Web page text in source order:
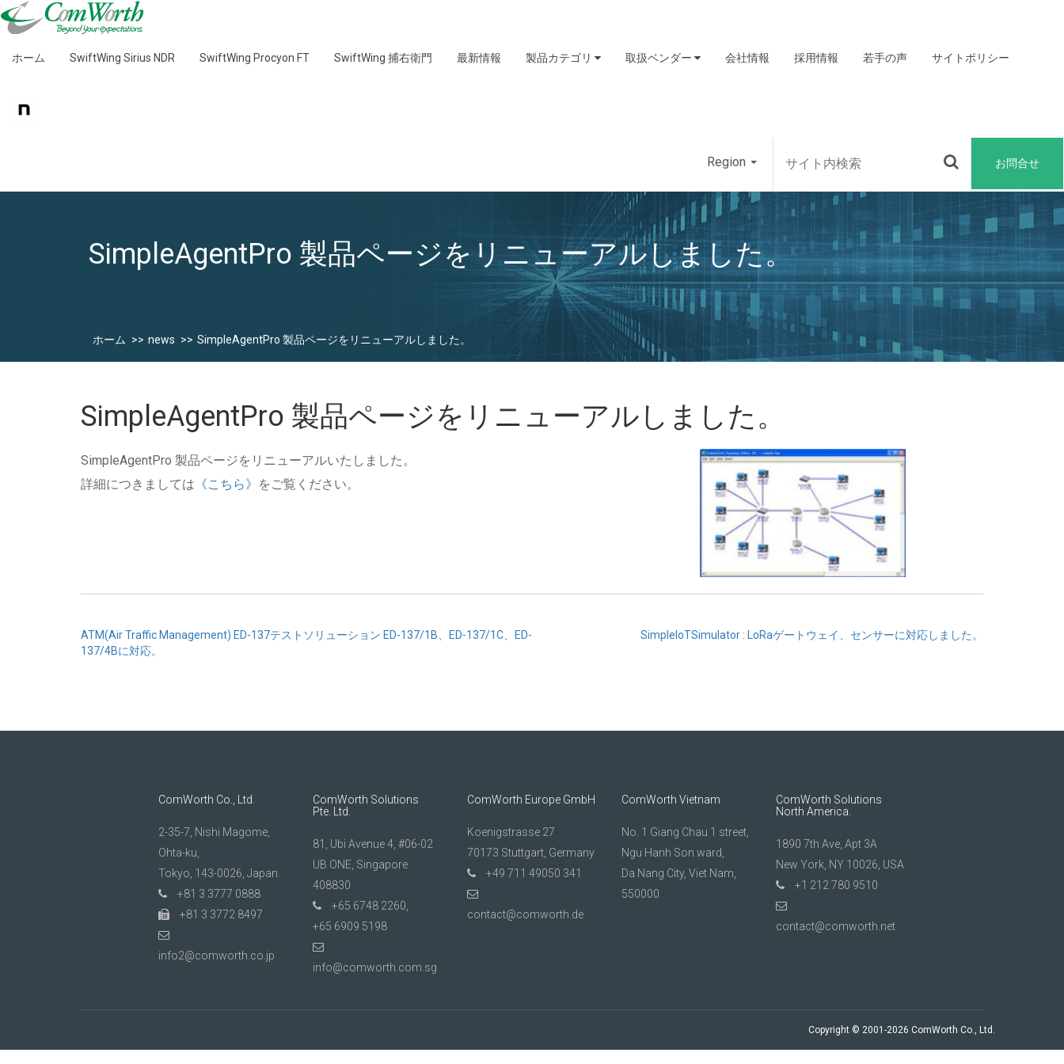
ホーム SwiftWing Sirius NDR SwiftWing Procyon FT SwiftWing 捕右衛門 最新情報 製品カテゴリ 取扱ベンダー 会社情報 採用情報 若手の声 サイトポリシー
Region お問合せ
SimpleAgentPro 製品ページをリニューアルしました。
ホーム news SimpleAgentPro 製品ページをリニューアルしました。
SimpleAgentPro 製品ページをリニューアルしました。
SimpleAgentPro 製品ページをリニューアルいたしました。
詳細につきましては 《こちら》 をご覧ください。
投
ビ
ATM(Air Traffic Management) ED-137テストソリューション ED-137/1B、ED-137/1C、ED-
137/4Bに対応。
SimpleIoTSimulator : LoRaゲートウェイ、センサーに対応しました。
ComWorth Co., Ltd.
2-35-7, Nishi Magome,
Ohta-ku,
Tokyo, 143-0026, Japan.
+81 3 3777 0888
+81 3 3772 8497
info2@comworth.co.jp
ComWorth Solutions
Pte. Ltd.
81, Ubi Avenue 4, #06-02
UB ONE, Singapore
408830
+65 6748 2260,
+65 6909 5198
info@comworth.com.sg
ComWorth Europe GmbH
Koenigstrasse 27
70173 Stuttgart, Germany
+49 711 49050 341
contact@comworth.de
ComWorth Vietnam
No. 1 Giang Chau 1 street,
Ngu Hanh Son ward,
Da Nang City, Viet Nam,
550000
ComWorth Solutions
North America.
1890 7th Ave, Apt 3A
New York, NY 10026, USA
+1 212 780 9510
contact@comworth.net
Copyright © 2001-2026 ComWorth Co., Ltd.